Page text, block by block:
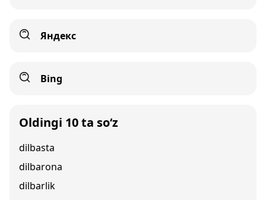
Яндекс
Bing
Oldingi 10 ta so‘z
dilbasta
dilbarona
dilbarlik